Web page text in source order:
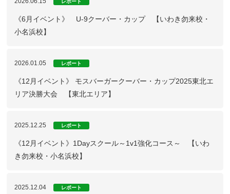
レポート
《6月イベント》 U-9クーバー・カップ 【いわき勿来校・
小名浜校】
2026.01.05 レポート
《12月イベント》 モスバーガークーバー・カップ2025東北エ
リア決勝大会 【東北エリア】
2025.12.25 レポート
《12月イベント》1Dayスクール～1v1強化コース～ 【いわ
き勿来校・小名浜校】
2025.12.04 レポート